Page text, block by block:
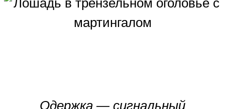
Одержка — сигнальный